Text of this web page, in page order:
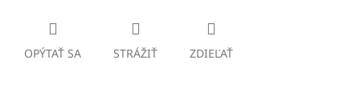
OPÝTAŤ SA STRÁŽIŤ ZDIEĽAŤ